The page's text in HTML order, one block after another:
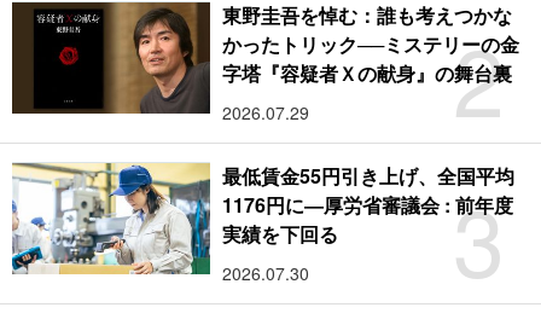
2
東野圭吾を悼む：誰も考えつかな
かったトリック──ミステリーの金
字塔『容疑者Ｘの献身』の舞台裏
2026.07.29
3
最低賃金55円引き上げ、全国平均
1176円に―厚労省審議会 : 前年度
実績を下回る
2026.07.30